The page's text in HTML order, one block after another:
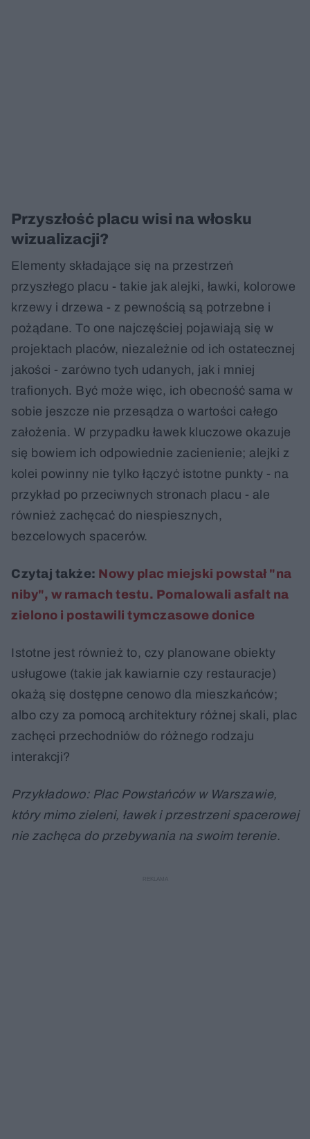
Przyszłość placu wisi na włosku
wizualizacji?
Elementy składające się na przestrzeń
przyszłego placu - takie jak alejki, ławki, kolorowe
krzewy i drzewa - z pewnością są potrzebne i
pożądane. To one najczęściej pojawiają się w
projektach placów, niezależnie od ich ostatecznej
jakości - zarówno tych udanych, jak i mniej
trafionych. Być może więc, ich obecność sama w
sobie jeszcze nie przesądza o wartości całego
założenia. W przypadku ławek kluczowe okazuje
się bowiem ich odpowiednie zacienienie; alejki z
kolei powinny nie tylko łączyć istotne punkty - na
przykład po przeciwnych stronach placu - ale
również zachęcać do niespiesznych,
bezcelowych spacerów.
Czytaj także: Nowy plac miejski powstał "na
niby", w ramach testu. Pomalowali asfalt na
zielono i postawili tymczasowe donice
Istotne jest również to, czy planowane obiekty
usługowe (takie jak kawiarnie czy restauracje)
okażą się dostępne cenowo dla mieszkańców;
albo czy za pomocą architektury różnej skali, plac
zachęci przechodniów do różnego rodzaju
interakcji?
Przykładowo: Plac Powstańców w Warszawie,
który mimo zieleni, ławek i przestrzeni spacerowej
nie zachęca do przebywania na swoim terenie.